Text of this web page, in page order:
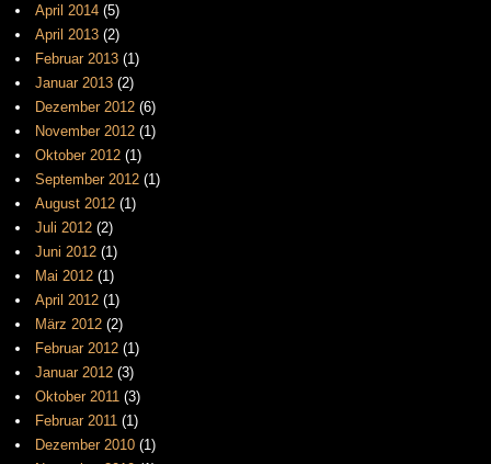
April 2014 (5)
April 2013 (2)
Februar 2013 (1)
Januar 2013 (2)
Dezember 2012 (6)
November 2012 (1)
Oktober 2012 (1)
September 2012 (1)
August 2012 (1)
Juli 2012 (2)
Juni 2012 (1)
Mai 2012 (1)
April 2012 (1)
März 2012 (2)
Februar 2012 (1)
Januar 2012 (3)
Oktober 2011 (3)
Februar 2011 (1)
Dezember 2010 (1)